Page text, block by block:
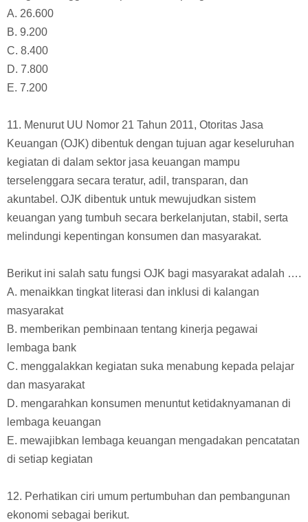
A. 26.600
B. 9.200
C. 8.400
D. 7.800
E. 7.200
11. Menurut UU Nomor 21 Tahun 2011, Otoritas Jasa
Keuangan (OJK) dibentuk dengan tujuan agar keseluruhan
kegiatan di dalam sektor jasa keuangan mampu
terselenggara secara teratur, adil, transparan, dan
akuntabel. OJK dibentuk untuk mewujudkan sistem
keuangan yang tumbuh secara berkelanjutan, stabil, serta
melindungi kepentingan konsumen dan masyarakat.
Berikut ini salah satu fungsi OJK bagi masyarakat adalah ….
A. menaikkan tingkat literasi dan inklusi di kalangan
masyarakat
B. memberikan pembinaan tentang kinerja pegawai
lembaga bank
C. menggalakkan kegiatan suka menabung kepada pelajar
dan masyarakat
D. mengarahkan konsumen menuntut ketidaknyamanan di
lembaga keuangan
E. mewajibkan lembaga keuangan mengadakan pencatatan
di setiap kegiatan
12. Perhatikan ciri umum pertumbuhan dan pembangunan
ekonomi sebagai berikut.